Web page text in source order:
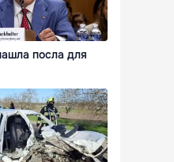
посла для